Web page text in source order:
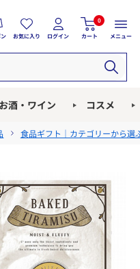
お気に入り ログイン
0
カート メニュー
お酒・ワイン コスメ
食品ギフト｜カテゴリーから選